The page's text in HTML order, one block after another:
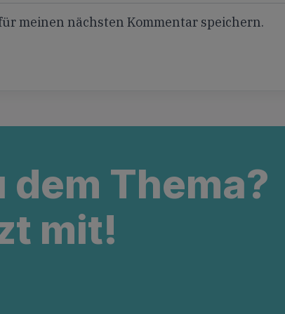
meinen nächsten Kommentar speichern.
dem Thema?
mit!